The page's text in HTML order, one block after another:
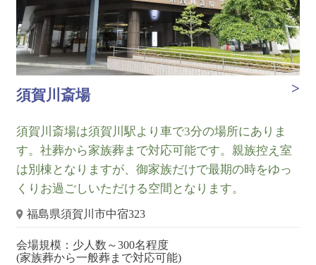
須賀川斎場
須賀川斎場は須賀川駅より車で3分の場所にありま
す。社葬から家族葬まで対応可能です。親族控え室
は別棟となりますが、御家族だけで最期の時をゆっ
くりお過ごしいただける空間となります。
福島県須賀川市中宿323
会場規模：少人数～300名程度
(家族葬から一般葬まで対応可能)